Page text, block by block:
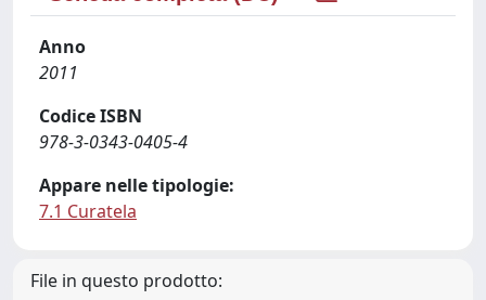
Anno
2011
Codice ISBN
978-3-0343-0405-4
Appare nelle tipologie:
7.1 Curatela
File in questo prodotto: